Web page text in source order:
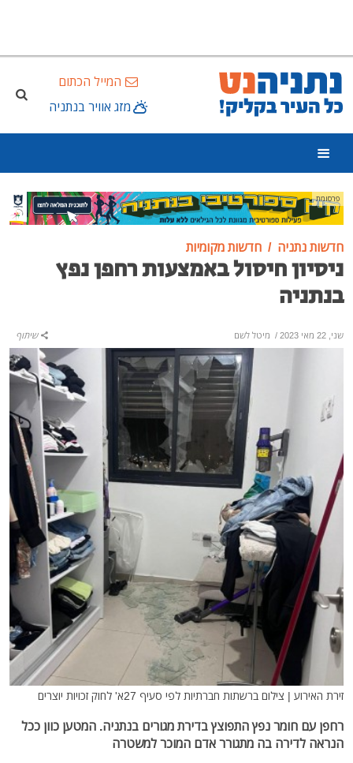
המייל הכתום
מזג אוויר בנתניה
פרסומת
חדשות נתניה חדשות מקומיות
ניסיון חיסול באמצעות רחפן נפץ
בנתניה
שני, 22 מאי 2023 / מיטל לשם שיתוף
זירת האירוע | צילום ברשתות חברתיות לפי סעיף 27א' לחוק זכויות יוצרים
רחפן עם חומר נפץ התפוצץ בדירת מגורים בנתניה. המטען כוון ככל
הנראה לדירה בה מתגורר אדם המוכר למשטרה